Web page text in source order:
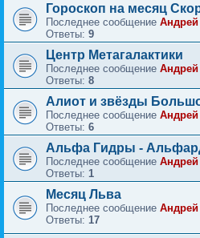
Гороскоп на месяц
Последнее сообщение
Ответы: 9
Центр Метагалактики
Последнее сообщение
Ответы: 8
Алиот и звёзды
Последнее сообщение
Ответы: 6
Альфа Гидры -
Последнее сообщение
Ответы: 1
Месяц Льва
Последнее сообщение
Ответы: 17